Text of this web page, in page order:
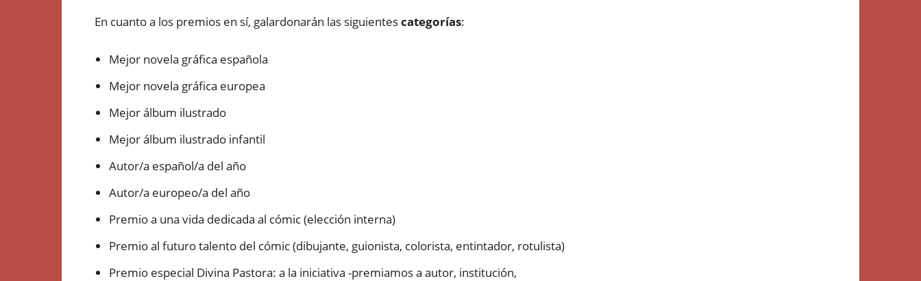
En cuanto a los premios en sí, galardonarán las siguientescategorías:
Mejor novela gráfica española
Mejor novela gráfica europea
Mejor álbum ilustrado
Mejor álbum ilustrado infantil
Autor/a español/a del año
Autor/a europeo/a del año
Premio a una vida dedicada al cómic (elección interna)
Premio al futuro talento del cómic (dibujante, guionista, colorista, entintador, rotulista)
Premio especial Divina Pastora: a la iniciativa -premiamos a autor, institución,